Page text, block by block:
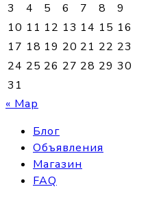
3
4 5 6 7 8
9
10 11 12 13 14 15 16
17 18 19 20 21 22 23
24 25 26 27 28 29 30
31
« Мар
Блог
Объявления
Магазин
FAQ